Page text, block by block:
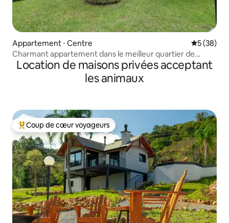
Appartement ⋅ Centre
5 (38)
Charmant appartement dans le meilleur quartier de
Gramado
Location de maisons privées acceptant
les animaux
Coups de cœur voyageurs les plus appréciés
Coup de cœur voyageurs